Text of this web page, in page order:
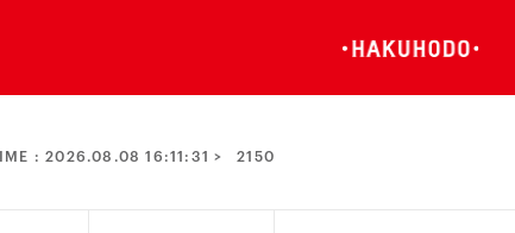
:2026.08.08 16:11:31 > 2150